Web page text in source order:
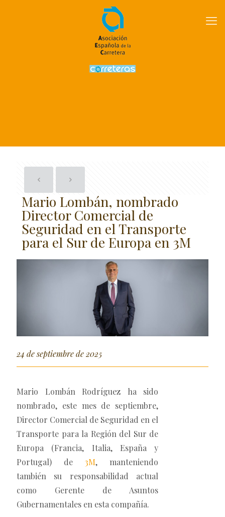
Mario Lombán, nombrado
Director Comercial de
Seguridad en el Transporte
para el Sur de Europa en 3M
24 de septiembre de 2025
Mario Lombán Rodríguez ha sido
nombrado, este mes de septiembre,
Director Comercial de Seguridad en el
Transporte para la Región del Sur de
Europa (Francia, Italia, España y
Portugal) de 3M, manteniendo
también su responsabilidad actual
como Gerente de Asuntos
Gubernamentales en esta compañía.